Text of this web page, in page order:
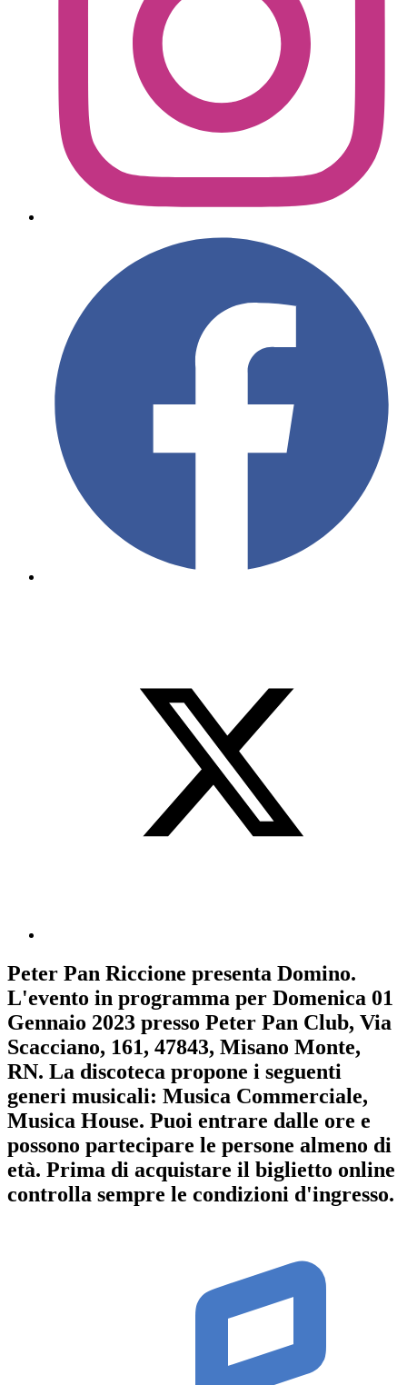
Peter Pan Riccione presenta Domino.
L'evento in programma per Domenica 01
Gennaio 2023 presso Peter Pan Club, Via
Scacciano, 161, 47843, Misano Monte,
RN. La discoteca propone i seguenti
generi musicali: Musica Commerciale,
Musica House. Puoi entrare dalle ore e
possono partecipare le persone almeno di
età. Prima di acquistare il biglietto online
controlla sempre le condizioni d'ingresso.